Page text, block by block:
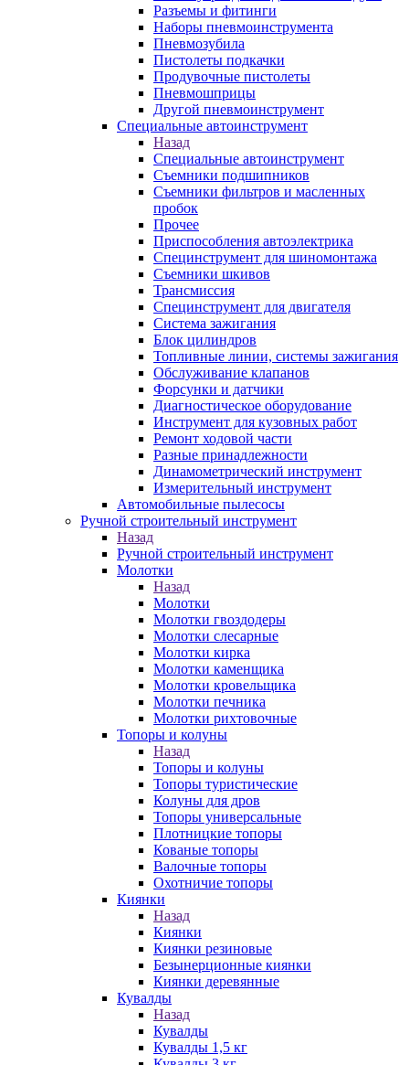
Разъемы и фитинги
Наборы пневмоинструмента
Пневмозубила
Пистолеты подкачки
Продувочные пистолеты
Пневмошприцы
Другой пневмоинструмент
Специальные автоинструмент
Назад
Специальные автоинструмент
Съемники подшипников
Съемники фильтров и масленных
пробок
Прочее
Приспособления автоэлектрика
Специнструмент для шиномонтажа
Съемники шкивов
Трансмиссия
Специнструмент для двигателя
Система зажигания
Блок цилиндров
Топливные линии, системы зажигания
Обслуживание клапанов
Форсунки и датчики
Диагностическое оборудование
Инструмент для кузовных работ
Ремонт ходовой части
Разные принадлежности
Динамометрический инструмент
Измерительный инструмент
Автомобильные пылесосы
Ручной строительный инструмент
Назад
Ручной строительный инструмент
Молотки
Назад
Молотки
Молотки гвоздодеры
Молотки слесарные
Молотки кирка
Молотки каменщика
Молотки кровельщика
Молотки печника
Молотки рихтовочные
Топоры и колуны
Назад
Топоры и колуны
Топоры туристические
Колуны для дров
Топоры универсальные
Плотницкие топоры
Кованые топоры
Валочные топоры
Охотничие топоры
Киянки
Назад
Киянки
Киянки резиновые
Безынерционные киянки
Киянки деревянные
Кувалды
Назад
Кувалды
Кувалды 1,5 кг